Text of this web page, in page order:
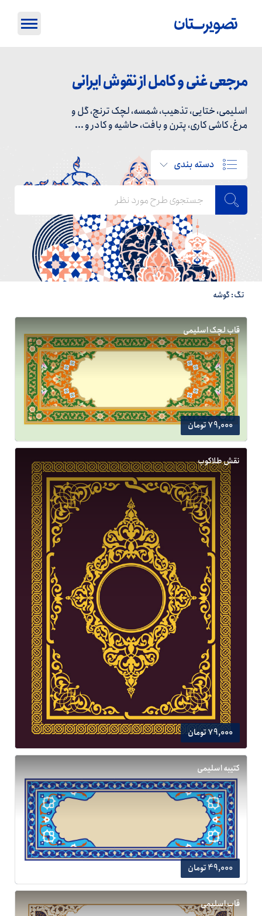
مرجعی غنی و کامل از نقوش ایرانی
اسلیمی، ختایی، تذهیب، شمسه، لچک ترنج، گل و
مرغ، کاشی کاری، پترن و بافت، حاشیه و کادر و ...
دسته بندی
تگ: گوشه
قاب لچک اسلیمی
79,000 تومان
نقش طلاکوب
79,000 تومان
کتیبه اسلیمی
49,000 تومان
قاب اسلیمی